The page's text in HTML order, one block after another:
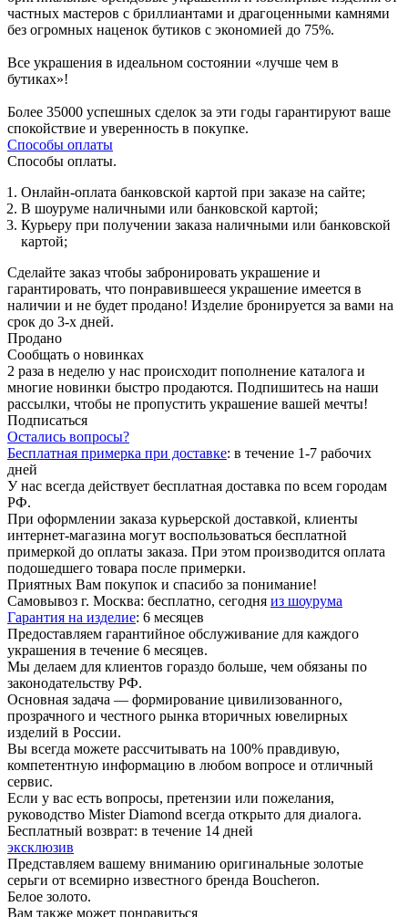
частных мастеров с бриллиантами и драгоценными камнями
без огромных наценок бутиков с экономией до 75%.
Все украшения в идеальном состоянии «лучше чем в
бутиках»!
Более 35000 успешных сделок за эти годы гарантируют ваше
спокойствие и уверенность в покупке.
Способы оплаты
Способы оплаты.
Онлайн-оплата банковской картой при заказе на сайте;
В шоуруме наличными или банковской картой;
Курьеру при получении заказа наличными или банковской
картой;
Сделайте заказ чтобы забронировать украшение и
гарантировать, что понравившееся украшение имеется в
наличии и не будет продано! Изделие бронируется за вами на
срок до 3-х дней.
Продано
Сообщать о новинках
2 раза в неделю у нас происходит пополнение каталога и
многие новинки быстро продаются. Подпишитесь на наши
рассылки, чтобы не пропустить украшение вашей мечты!
Подписаться
Остались вопросы?
Бесплатная примерка при доставке: в течение 1-7 рабочих
дней
У нас всегда действует бесплатная доставка по всем городам
РФ.
При оформлении заказа курьерской доставкой, клиенты
интернет-магазина могут воспользоваться бесплатной
примеркой до оплаты заказа. При этом производится оплата
подошедшего товара после примерки.
Приятных Вам покупок и спасибо за понимание!
Самовывоз г. Москва: бесплатно, сегодня из шоурума
Гарантия на изделие: 6 месяцев
Предоставляем гарантийное обслуживание для каждого
украшения в течение 6 месяцев.
Мы делаем для клиентов гораздо больше, чем обязаны по
законодательству РФ.
Основная задача — формирование цивилизованного,
прозрачного и честного рынка вторичных ювелирных
изделий в России.
Вы всегда можете рассчитывать на 100% правдивую,
компетентную информацию в любом вопросе и отличный
сервис.
Если у вас есть вопросы, претензии или пожелания,
руководство Mister Diamond всегда открыто для диалога.
Бесплатный возврат: в течение 14 дней
эксклюзив
Представляем вашему вниманию оригинальные золотые
серьги от всемирно известного бренда Boucheron.
Белое золото.
Вам также может понравиться